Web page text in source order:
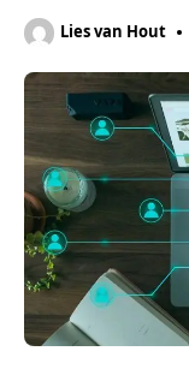
Lies van Hout